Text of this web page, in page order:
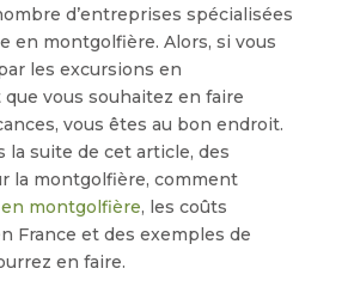
d’entreprises spécialisées
en montgolfière. Alors, si vous
les excursions en
vous souhaitez en faire
vous êtes au bon endroit.
la suite de cet article, des
la montgolfière, comment
montgolfière, les coûts
France et des exemples de
en faire.